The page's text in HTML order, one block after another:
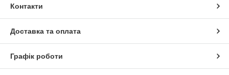
Контакти
Доставка та оплата
Графік роботи